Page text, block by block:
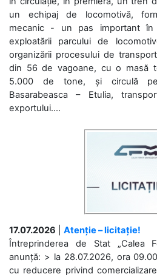
un echipaj de locomotivă,
mecanic - un pas important în
exploatării parcului de
organizării procesului de
din 56 de vagoane, cu o masă
5.000 de tone, și circulă
Basarabeasca – Etulia,
exportului....
17.07.2026
Atenție – licitație!
Întreprinderea de Stat „Calea
anunță: > la 28.07.2026, ora
cu reducere privind